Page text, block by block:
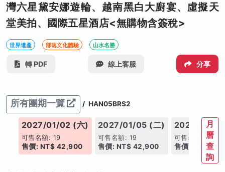
灣六星黛安娜遊輪、越南黑白大廚宴、虛擬天
堂美拍、國際五星酒店<無購物含簽稅>
世界遺產 部落文化體驗 山水名勝
轉 PDF 線上客服 分享
所有團期一覽 / HAN05BRS2
2027/01/02 (六)
可售名額: 19
售價: NT$ 42,900
2027/01/05 (二)
可售名額: 19
售價: NT$ 42,900
2027/01/
可售名額: 19
售價: NT$
月
曆
查
詢